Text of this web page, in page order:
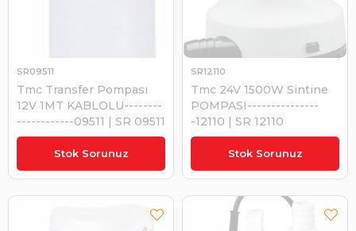
Stok Sorunuz
Tmc Transfer Pompası
12V 1MT KABLOLU--------
------------09511 | SR 09511
SR09511
₺787,24 Stok Sorunuz
Tmc 24V 1500W Sintine
POMPASI---------------
-12110 | SR 12110
SR12110
₺2.910,42